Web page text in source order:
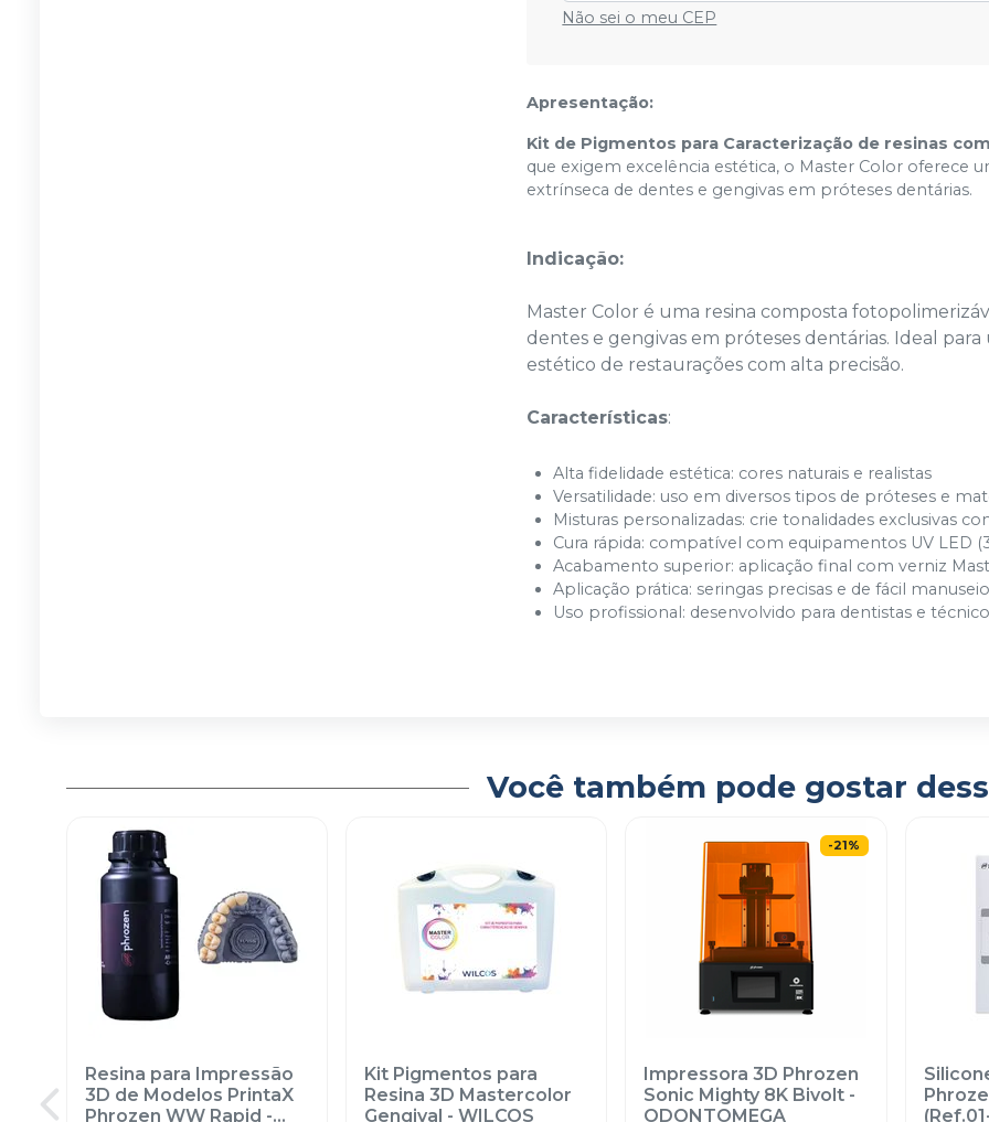
Não sei o meu CEP
Apresentação:
Kit de Pigmentos para Caracterização de resinas
que exigem excelência estética, o Master Color oferece
extrínseca de dentes e gengivas em próteses dentárias.
Indicação:
Master Color é uma resina composta
dentes e gengivas em próteses dentárias. Ideal
estético de restaurações com alta precisão.
Características:
Alta fidelidade estética: cores naturais e realistas
Versatilidade: uso em diversos tipos de próteses e
Misturas personalizadas: crie tonalidades exclusivas
Cura rápida: compatível com equipamentos UV LED
Acabamento superior: aplicação final com verniz
Aplicação prática: seringas precisas e de fácil manuseio
Uso profissional: desenvolvido para dentistas e
Você também pode gostar
Resina para Impressão
3D de Modelos PrintaX
Phrozen WW Rapid -
Kit Pigmentos para
Resina 3D Mastercolor
Gengival -WILCOS
-21%
Impressora 3D Phrozen
Sonic Mighty 8K Bivolt -
ODONTOMEGA